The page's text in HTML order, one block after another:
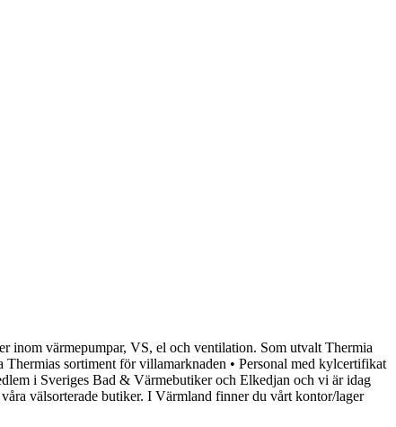
inom värmepumpar, VS, el och ventilation. Som utvalt Thermia
sortiment för villamarknaden • Personal med kylcertifikat
i Sveriges Bad & Värmebutiker och Elkedjan och vi är idag
välsorterade butiker. I Värmland finner du vårt kontor/lager